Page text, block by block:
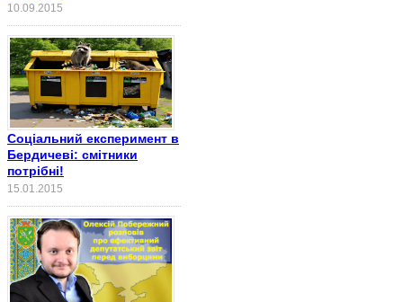
10.09.2015
Соціальний експеримент в
Бердичеві: смітники
потрібні!
15.01.2015